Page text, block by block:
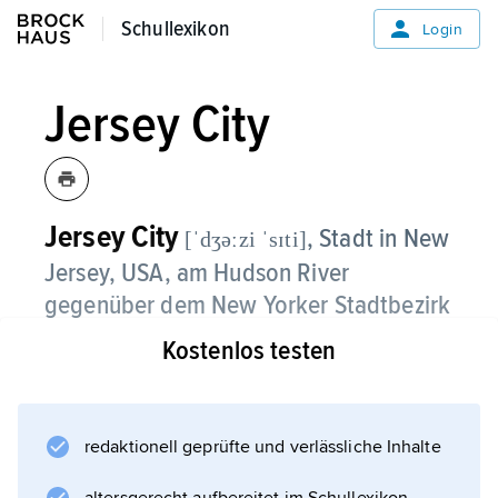
Schullexikon
Schullexikon Login
Jersey City
Jersey City [ˈdʒəːzi ˈsɪti], Stadt in New
Jersey, USA, am Hudson River
gegenüber dem New Yorker Stadtbezirk
Manhattan, 239 100 Einwohner;
chemische, elektrotechnische,
Kostenlos testen
redaktionell geprüfte und verlässliche Inhalte